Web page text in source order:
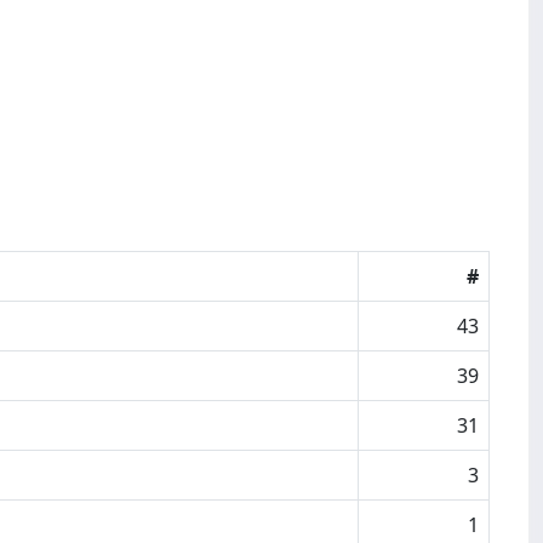
#
43
39
31
3
1